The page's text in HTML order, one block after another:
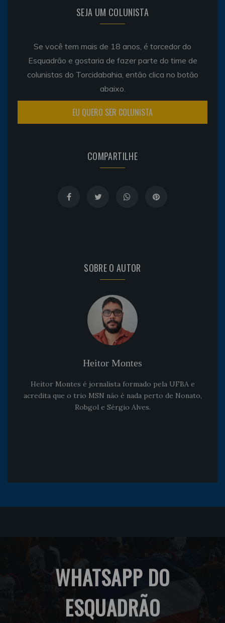
SEJA UM COLUNISTA
Se você tem mais de 18 anos, é torcedor do
Esquadrão e gostaria de fazer parte do time de
colunistas do Torcidabahia, então clica no botão
abaixo.
EU QUERO SER COLUNISTA
COMPARTILHE
SOBRE O AUTOR
Heitor Montes
Heitor Montes é jornalista formado pela UFBA e
acredita que o trio MSN não é nada perto de Nonato,
Robgol e Sérgio Alves.
WHATSAPP DO
ESQUADRÃO